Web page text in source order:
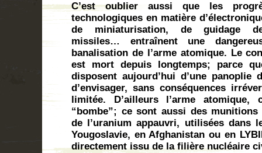
C’est oublier aussi que les
technologiques en matière
de miniaturisation, de guidage
missiles… entraînent une
banalisation de l’arme atomique. Le
est mort depuis longtemps; parce
disposent aujourd’hui d’une panoplie
d’envisager, sans conséquences
limitée. D’ailleurs l’arme
“bombe”; ce sont aussi des
de l’uranium appauvri, utilisées dans
Yougoslavie, en Afghanistan ou en
directement issu de la filière nucléaire